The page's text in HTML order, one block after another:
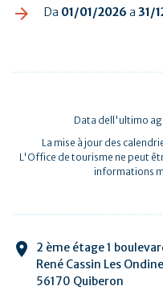
Da 01/01/2026 a 31/
Data dell'ultimo
La mise à jour des
L'Office de tourisme ne peut
informations
2 ème étage 1
René Cassin Les
56170 Quiberon